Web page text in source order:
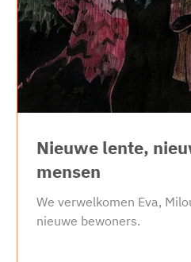
Nieuwe lente,
mensen
We verwelkomen Eva,
nieuwe bewoners.